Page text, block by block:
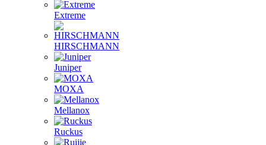
Extreme
HIRSCHMANN
Juniper
MOXA
Mellanox
Ruckus